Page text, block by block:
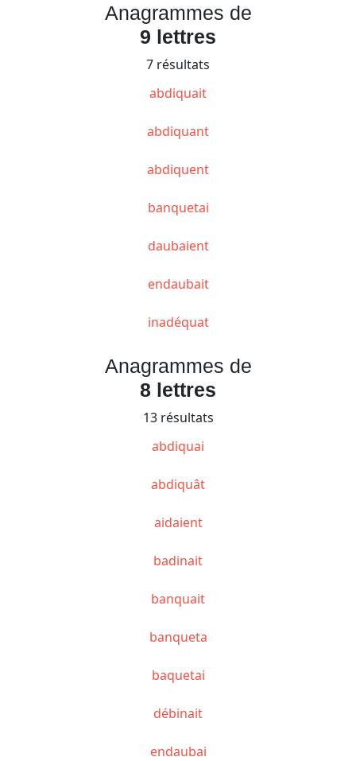
Anagrammes de
9 lettres
7 résultats
abdiquait
abdiquant
abdiquent
banquetai
daubaient
endaubait
inadéquat
Anagrammes de
8 lettres
13 résultats
abdiquai
abdiquât
aidaient
badinait
banquait
banqueta
baquetai
débinait
endaubai